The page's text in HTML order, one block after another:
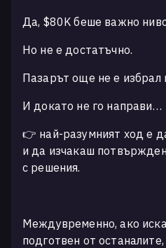
Да, $80K беше важно
Но не е достатъчно.
Пазарът още не е избрал
И докато не го направи…
👉 най-разумният ход е
и да изчакаш
с решения.
Междувременно, ако
подготвен от